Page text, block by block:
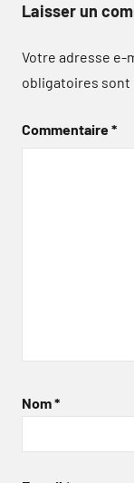
Laisser un
Votre adresse e-
obligatoires sont
Commentaire*
Nom*